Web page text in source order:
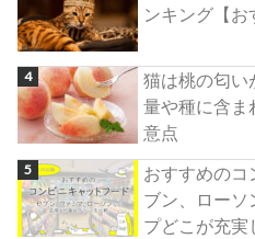
ンキング【お
猫は桃の匂い
量や種に含ま
意点
おすすめのコ
ブン、ローソ
プどこが充実